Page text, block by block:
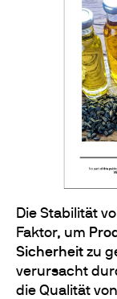
Die Stabilität
Faktor, um
Sicherheit zu
verursacht
die Qualität